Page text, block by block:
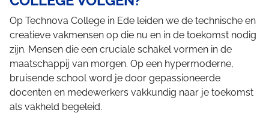
Op Technova College in Ede leiden we de technische en
creatieve vakmensen op die nu en in de toekomst nodig
zijn. Mensen die een cruciale schakel vormen in de
maatschappij van morgen. Op een hypermoderne,
bruisende school word je door gepassioneerde
docenten en medewerkers vakkundig naar je toekomst
als vakheld begeleid.